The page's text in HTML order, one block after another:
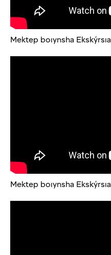
Mektep boıynsha Ekskýrsıa
Mektep boıynsha Ekskýrsıa